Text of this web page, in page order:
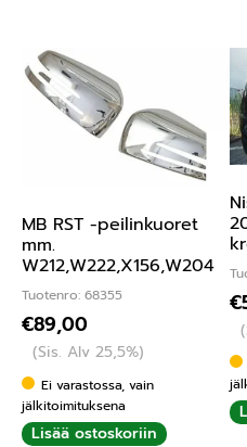
MB RST -peilinkuoret
mm.
W212,W222,X156,W204
Tuotenro: 68355
€89,00
(Sis. Alv 25,5%)
Ei varastossa, vain
jälkitoimituksena
Lisää ostoskoriin
€